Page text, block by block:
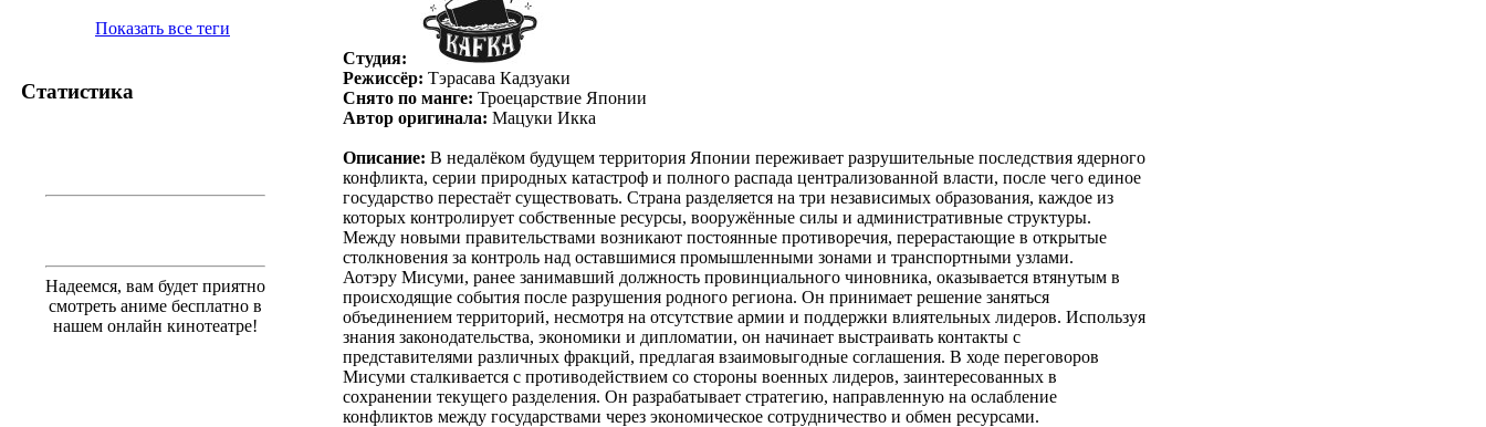
Показать все теги
Статистика
Надеемся, вам будет приятно
смотреть аниме бесплатно в
нашем онлайн кинотеатре!
Студия:
Режиссёр: Тэрасава Кадзуаки
Снято по манге: Троецарствие Японии
Автор оригинала: Мацуки Икка
Описание: В недалёком будущем территория Японии переживает разрушительные последствия ядерного
конфликта, серии природных катастроф и полного распада централизованной власти, после чего единое
государство перестаёт существовать. Страна разделяется на три независимых образования, каждое из
которых контролирует собственные ресурсы, вооружённые силы и административные структуры.
Между новыми правительствами возникают постоянные противоречия, перерастающие в открытые
столкновения за контроль над оставшимися промышленными зонами и транспортными узлами.
Аотэру Мисуми, ранее занимавший должность провинциального чиновника, оказывается втянутым в
происходящие события после разрушения родного региона. Он принимает решение заняться
объединением территорий, несмотря на отсутствие армии и поддержки влиятельных лидеров. Используя
знания законодательства, экономики и дипломатии, он начинает выстраивать контакты с
представителями различных фракций, предлагая взаимовыгодные соглашения. В ходе переговоров
Мисуми сталкивается с противодействием со стороны военных лидеров, заинтересованных в
сохранении текущего разделения. Он разрабатывает стратегию, направленную на ослабление
конфликтов между государствами через экономическое сотрудничество и обмен ресурсами.